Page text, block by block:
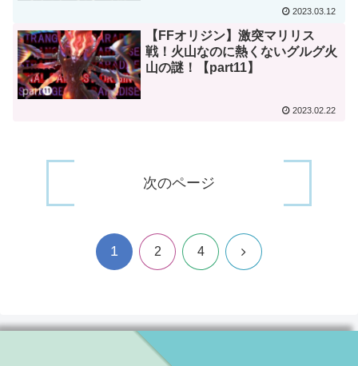
2023.03.12
【FFオリジン】激突マリリス
戦！火山なのに熱くないグルグ火
山の謎！【part11】
2023.02.22
次のページ
1 2 4 次